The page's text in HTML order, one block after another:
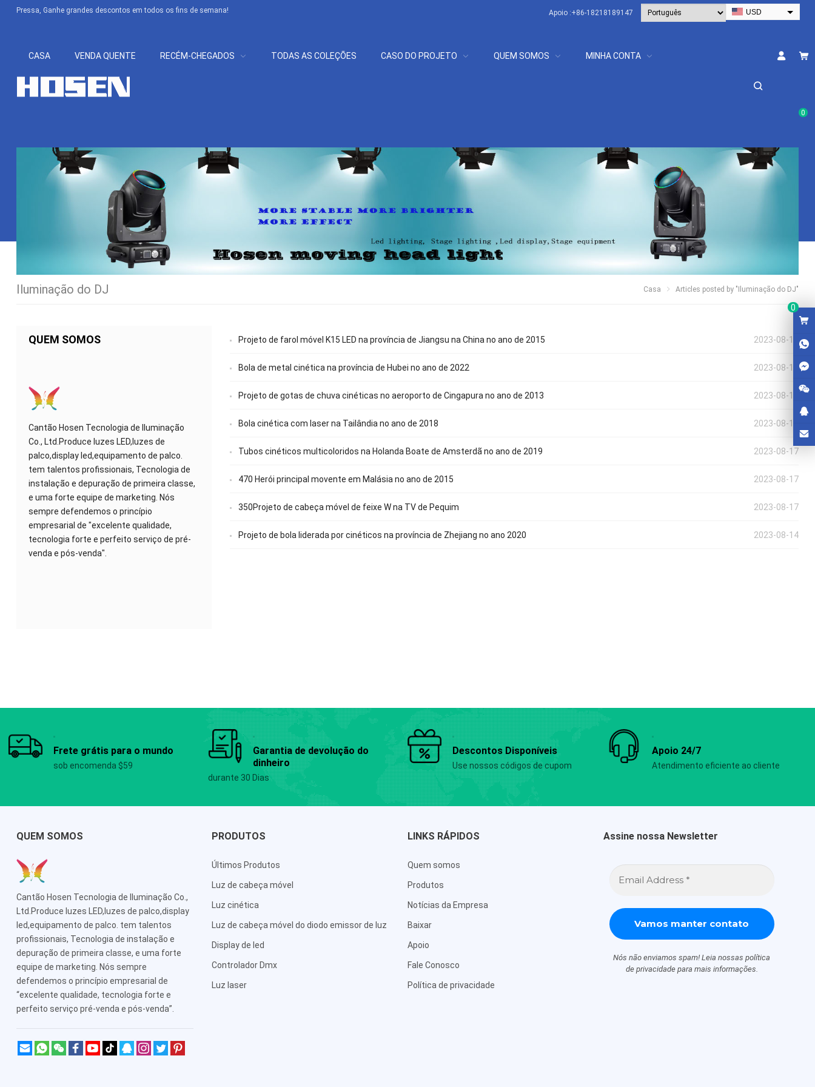
Pressa, Ganhe grandes descontos em todos os fins de semana! Apoio :+86-18218189147
USD
CASA VENDA QUENTE RECÉM-CHEGADOS TODAS AS COLEÇÕES CASO DO PROJETO QUEM SOMOS MINHA CONTA
0
Iluminação do DJ Casa Articles posted by "Iluminação do DJ"
2023-08-17
Projeto de farol móvel K15 LED na província de Jiangsu na China no ano de 2015
2023-08-17
Bola de metal cinética na província de Hubei no ano de 2022
2023-08-17
Projeto de gotas de chuva cinéticas no aeroporto de Cingapura no ano de 2013
2023-08-17
Bola cinética com laser na Tailândia no ano de 2018
2023-08-17
Tubos cinéticos multicoloridos na Holanda Boate de Amsterdã no ano de 2019
2023-08-17
470 Herói principal movente em Malásia no ano de 2015
2023-08-17
350Projeto de cabeça móvel de feixe W na TV de Pequim
2023-08-14
Projeto de bola liderada por cinéticos na província de Zhejiang no ano 2020
QUEM SOMOS
Cantão Hosen Tecnologia de Iluminação
Co., Ltd.Produce luzes LED,luzes de
palco,display led,equipamento de palco.
tem talentos profissionais, Tecnologia de
instalação e depuração de primeira classe,
e uma forte equipe de marketing. Nós
sempre defendemos o princípio
empresarial de "excelente qualidade,
tecnologia forte e perfeito serviço de pré-
venda e pós-venda".
Frete grátis para o mundo
sob encomenda $59
Garantia de devolução do
dinheiro
durante 30 Dias
Descontos Disponíveis
Use nossos códigos de cupom
Apoio 24/7
Atendimento eficiente ao cliente
QUEM SOMOS
Cantão Hosen Tecnologia de Iluminação Co.,
Ltd.Produce luzes LED,luzes de palco,display
led,equipamento de palco. tem talentos
profissionais, Tecnologia de instalação e
depuração de primeira classe, e uma forte
equipe de marketing. Nós sempre
defendemos o princípio empresarial de
“excelente qualidade, tecnologia forte e
perfeito serviço pré-venda e pós-venda”.
PRODUTOS
Últimos Produtos
Luz de cabeça móvel
Luz cinética
Luz de cabeça móvel do diodo emissor de luz
Display de led
Controlador Dmx
Luz laser
LINKS RÁPIDOS
Quem somos
Produtos
Notícias da Empresa
Baixar
Apoio
Fale Conosco
Política de privacidade
Assine nossa Newsletter
Endereço
eletrônico
Nós não enviamos spam! Leia nossaspolítica
de privacidadepara mais informações.
0